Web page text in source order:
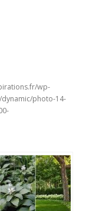
wp-
photo-14-